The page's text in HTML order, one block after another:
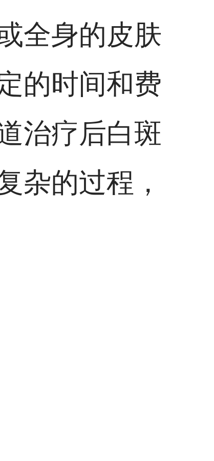
全身的皮肤
的时间和费
治疗后白斑
杂的过程，